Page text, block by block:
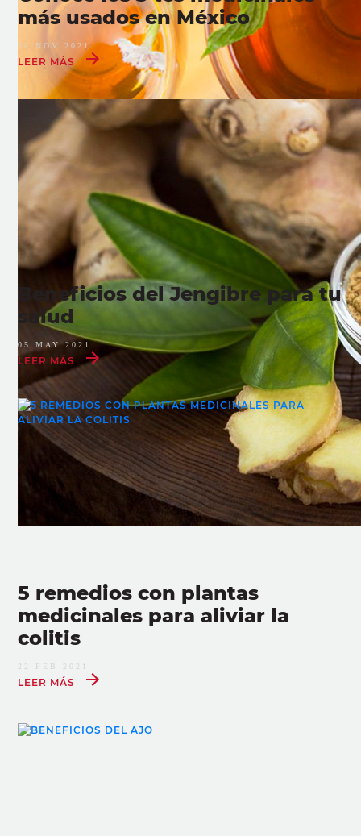
más usados en México
24 NOV 2021
LEER MÁS
Beneficios del Jengibre para tu
salud
05 MAY 2021
LEER MÁS
5 remedios con plantas
medicinales para aliviar la
colitis
22 FEB 2021
LEER MÁS